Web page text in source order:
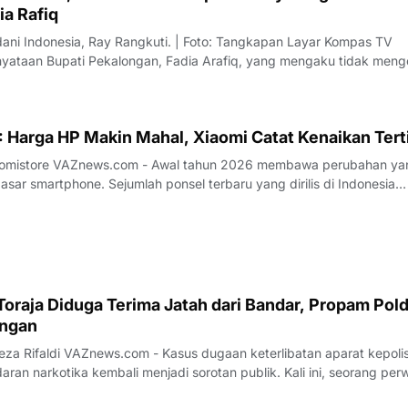
Rafiq
Indonesia, Ray Rangkuti. | Foto: Tangkapan Layar Kompas TV
Bupati Pekalongan, Fadia Arafiq, yang mengaku tidak
sorotan dari sejumlah pengamat politik. Salah satu kritik datang
Harga HP Makin Mahal, Xiaomi Catat Kenaikan
perubahan yang
smartphone. Sejumlah ponsel terbaru yang dirilis di Indonesia
harga dibandingkan generasi sebelumnya. Tren ini terjadi
Diduga Terima Jatah dari Bandar, Propam
aparat kepolisian
narkotika kembali menjadi sorotan publik. Kali ini, seorang
Kepala Satuan (Kasat) Narkoba di Polres Toraja Utara,